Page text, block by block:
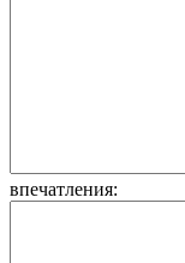
впечатления: